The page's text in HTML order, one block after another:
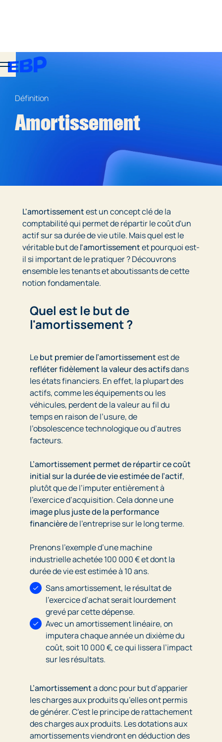
Définition
Amortissement
L'amortissementest un concept clé de la
comptabilité qui permet de répartir le coût d'un
actif sur sa durée de vie utile. Mais quel est le
véritable but del'amortissementet pourquoi est-
il si important de le pratiquer ? Découvrons
ensemble les tenants et aboutissants de cette
notion fondamentale.
Quel est le but de
l'amortissement ?
Lebut premier de l’amortissementest de
refléter fidèlement la valeur des actifsdans
les états financiers. En effet, la plupart des
actifs, comme les équipements ou les
véhicules, perdent de la valeur au fil du
temps en raison de l’usure, de
l’obsolescence technologique ou d’autres
facteurs.
L’amortissement permet de répartir ce coût
initial sur la durée de vie estimée de l’actif,
plutôt que de l’imputer entièrement à
l’exercice d’acquisition. Cela donne une
image plus juste de la performance
financièrede l’entreprise sur le long terme.
Prenons l’exemple d’une machine
industrielle achetée 100 000 € et dont la
durée de vie est estimée à 10 ans.
Sans amortissement, le résultat de
l’exercice d’achat serait lourdement
grevé par cette dépense.
Avec un amortissement linéaire, on
imputera chaque année un dixième du
coût, soit 10 000 €, ce qui lissera l’impact
sur les résultats.
L’amortissementa donc pour but d’apparier
les charges aux produits qu’elles ont permis
de générer. C’est le principe de rattachement
des charges aux produits. Les dotations aux
amortissements viendront en déduction des